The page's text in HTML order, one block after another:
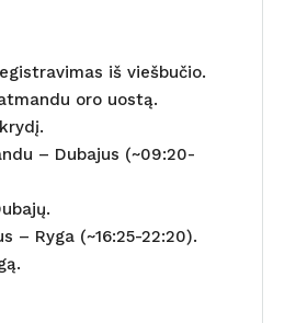
iš viešbučio.
oro uostą.
– Dubajus (~09:20-
– Ryga (~16:25-22:20).